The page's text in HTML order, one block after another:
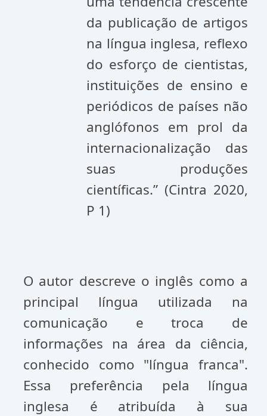
da publicação de artigos
na língua inglesa, reflexo
do esforço de cientistas,
instituições de ensino e
periódicos de países não
anglófonos em prol da
internacionalização das
suas produções
científicas.” (Cintra 2020,
P 1)
O autor descreve o inglês como a
principal língua utilizada na
comunicação e troca de
informações na área da ciência,
conhecido como "língua franca".
Essa preferência pela língua
inglesa é atribuída à sua